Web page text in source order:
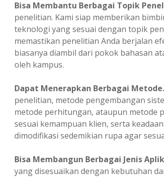
Bisa Membantu Berbagai Topik
penelitian. Kami siap memberikan
teknologi yang sesuai dengan topik
memastikan penelitian Anda berjalan
biasanya diambil dari pokok bahasan
oleh kampus.
Dapat Menerapkan Berbagai Metode.
penelitian, metode pengembangan
metode perhitungan, ataupun metode
sesuai kemampuan klien, serta
dimodifikasi sedemikian rupa agar
Bisa Membangun Berbagai Jenis
yang disesuaikan dengan kebutuhan